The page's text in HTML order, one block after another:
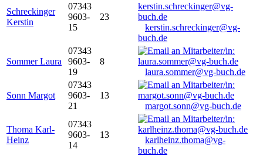
Schreckinger
Kerstin
07343
9603-
15
23
kerstin.schreckinger@vg-
buch.de
Sommer Laura
07343
9603-
19
8
laura.sommer@vg-buch.de
Sonn Margot
07343
9603-
21
13
margot.sonn@vg-buch.de
Thoma Karl-
Heinz
07343
9603-
14
13
karlheinz.thoma@vg-
buch.de